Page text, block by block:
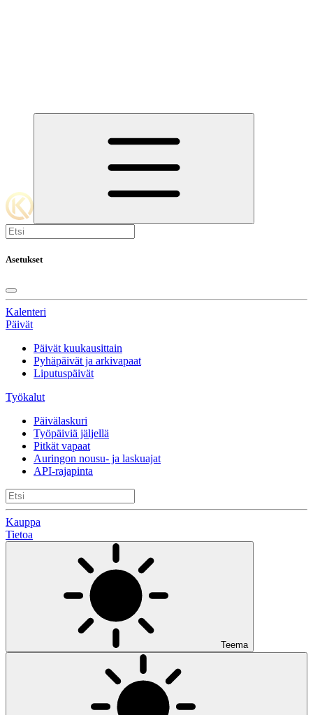
Asetukset
Kalenteri
Päivät
Päivät kuukausittain
Pyhäpäivät ja arkivapaat
Liputuspäivät
Työkalut
Päivälaskuri
Työpäiviä jäljellä
Pitkät vapaat
Auringon nousu- ja laskuajat
API-rajapinta
Kauppa
Tietoa
Teema